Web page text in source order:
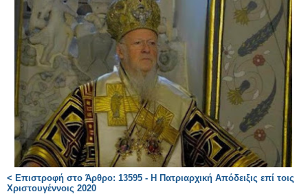
< Επιστροφή στο Άρθρο: 13595 - Η Πατριαρχική Απόδειξις επί τοις
Χριστουγέννοις 2020